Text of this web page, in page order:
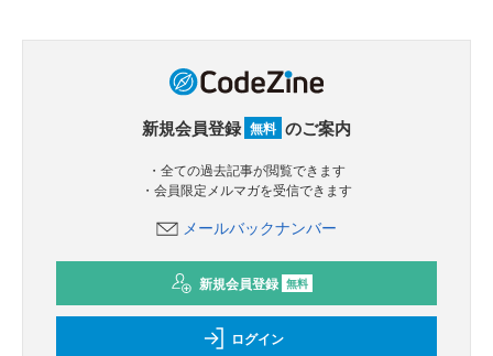
新規会員登録 無料 のご案内
・全ての過去記事が閲覧できます
・会員限定メルマガを受信できます
メールバックナンバー
新規会員登録 無料
ログイン